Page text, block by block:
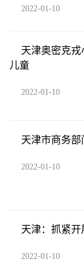
2022-01-10
天津奥密克
儿童
2022-01-10
天津市商务
2022-01-10
天津：抓紧开
2022-01-10